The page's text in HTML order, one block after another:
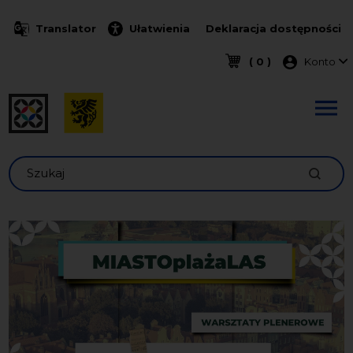
Translator Ułatwienia Deklaracja dostępności
( 0 ) Menu
Konto
Szukaj